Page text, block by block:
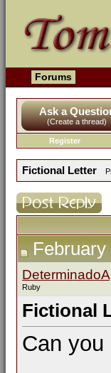
Forums
Ask a
(Create a thread)
Register
Fictional Letter
February
Ruby
Fictional
Can